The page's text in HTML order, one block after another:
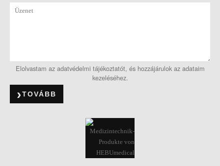
Elolvastam az adatvédelmi tájékoztatót, és hozzájárulok az adataim
kezeléséhez.
TOVÁBB